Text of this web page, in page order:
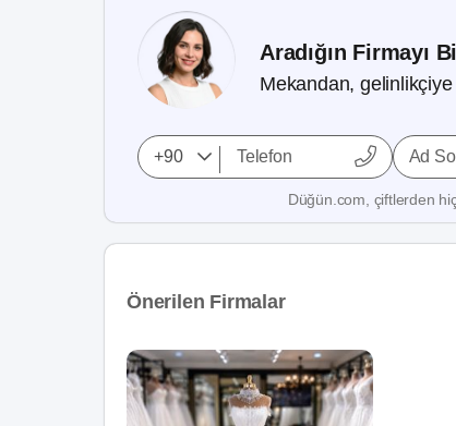
Aradığın Firmayı
Mekandan, gelinlikçiye
Ad
Düğün.com, çiftlerden
Önerilen Firmalar